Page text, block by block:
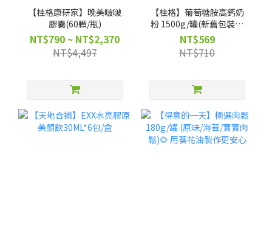
【桂格康研家】晚美啵啵
膠囊(60顆/瓶)
NT$790 ~ NT$2,370
NT$4,497
【桂格】葡萄糖胺高鈣奶
粉 1500g/罐(新舊包裝隨
機出貨)
NT$569
NT$710